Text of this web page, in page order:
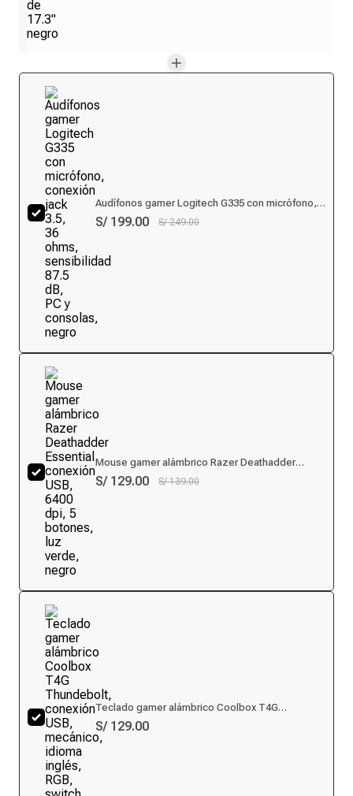
Audífonos gamer Logitech G335 con micrófono,
conexión jack 3.5, 36 ohms, sensibilidad 87.5 dB,
PC y consolas, negro
S/ 199.00 S/ 249.00
Mouse gamer alámbrico Razer Deathadder
Essential conexión USB, 6400 dpi, 5 botones, luz
verde, negro
S/ 129.00 S/ 139.00
Teclado gamer alámbrico Coolbox T4G
Thundebolt, conexión USB, mecánico, idioma
inglés, RGB, switch azul, negro
S/ 129.00